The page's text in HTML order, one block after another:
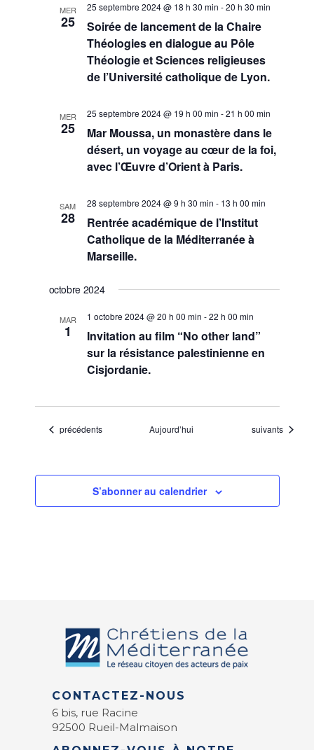
MER
25
Soirée de lancement de la Chaire
Théologies en dialogue au Pôle
Théologie et Sciences religieuses
de l’Université catholique de Lyon.
25 septembre 2024 @ 18 h 30 min -20 h 30 min
MER
25
Mar Moussa, un monastère dans le
désert, un voyage au cœur de la foi,
avec l’Œuvre d’Orient à Paris.
25 septembre 2024 @ 19 h 00 min -21 h 00 min
SAM
28
Rentrée académique de l’Institut
Catholique de la Méditerranée à
Marseille.
28 septembre 2024 @ 9 h 30 min - 13 h 00 min
octobre 2024
MAR
1
Invitation au film “No other land”
sur la résistance palestinienne en
Cisjordanie.
1 octobre 2024 @ 20 h 00 min -22 h 00 min
Évènements
précédents Aujourd’hui Évènements
suivants
S’abonner au calendrier
CONTACTEZ-NOUS
6 bis, rue Racine
92500 Rueil-Malmaison